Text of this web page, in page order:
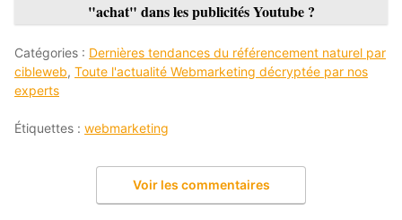
"achat" dans les publicités Youtube ?
Catégories : Dernières tendances du référencement naturel par
cibleweb, Toute l'actualité Webmarketing décryptée par nos
experts
Étiquettes : webmarketing
Voir les commentaires